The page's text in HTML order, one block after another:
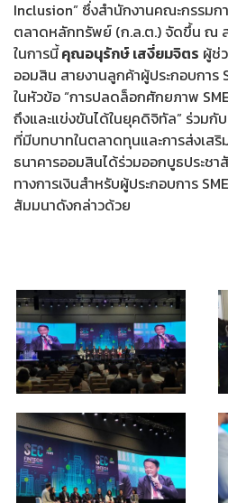
Inclusion” ซึ่งสำนักงานคณะกรรม
ตลาดหลักทรัพย์ (ก.ล.ต.) จัดขึ้น ณ
ในการนี้คุณอนุรักษ์ เสงี่ยมจิตร ผู้ช่
ออมสิน สายงานลูกค้าผู้ประกอบการ
ในหัวข้อ “การปลดล็อกศักยภาพ
ถึงและแข่งขันได้ในยุคดิจิทัล” ร่วมกั
ที่มีบทบาทในตลาดทุนและการส่งเส
ธนาคารออมสินได้ร่วมออกบูธประช
ทางการเงินสำหรับผู้ประกอบการ
สัมมนาดังกล่าวด้วย